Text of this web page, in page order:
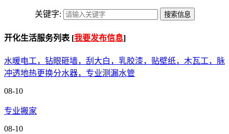
关键字:
开化生活服务列表 [我要发布信息]
水暖电工，钻眼砸墙，刮大白，乳胶漆，贴壁纸，木瓦工，脉
冲透地热更换分水器，专业测漏水管
08-10
专业搬家
08-10